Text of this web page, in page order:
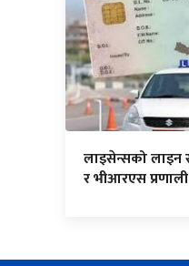
लाइसेन्सको लाइन
र भीआरएस